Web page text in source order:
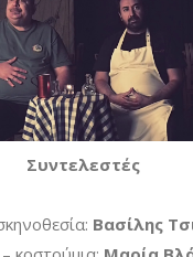
Συντελεστές
Βασίλης